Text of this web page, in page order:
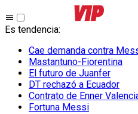
Es tendencia:
Cae demanda contra
Mastantuno-Fiorentina
El futuro de Juanfer
DT rechazó a Ecuador
Contrato de Enner
Fortuna Messi